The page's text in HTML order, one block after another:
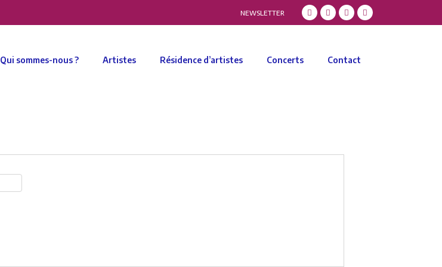
NEWSLETTER
Qui sommes-nous ? Artistes Résidence d’artistes Concerts Contact